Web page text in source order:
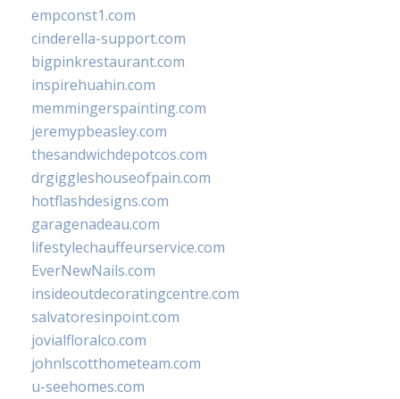
empconst1.com
cinderella-support.com
bigpinkrestaurant.com
inspirehuahin.com
memmingerspainting.com
jeremypbeasley.com
thesandwichdepotcos.com
drgiggleshouseofpain.com
hotflashdesigns.com
garagenadeau.com
lifestylechauffeurservice.com
EverNewNails.com
insideoutdecoratingcentre.com
salvatoresinpoint.com
jovialfloralco.com
johnlscotthometeam.com
u-seehomes.com